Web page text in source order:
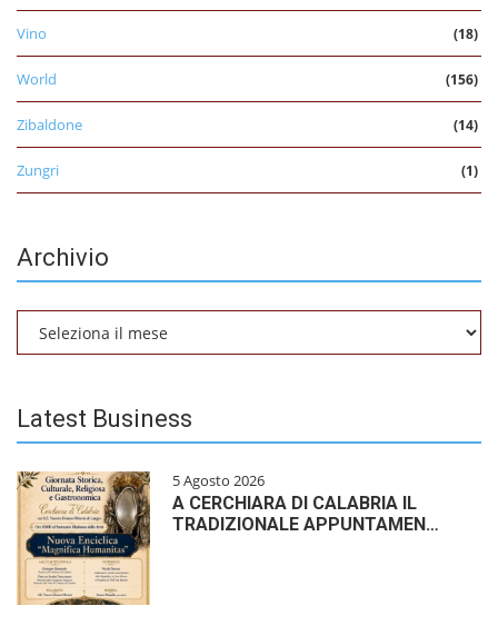
Vino (18)
World (156)
Zibaldone (14)
Zungri (1)
Archivio
Latest Business
5 Agosto 2026
A CERCHIARA DI CALABRIA IL
TRADIZIONALE APPUNTAMEN…